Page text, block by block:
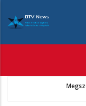
tartalomra
A VIASAT FILM